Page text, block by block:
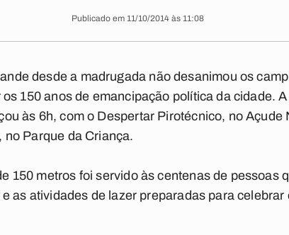
Publicado em 11/10/2014 às 11:08
desde a madrugada não desanimou os
150 anos de emancipação política da cidade.
às 6h, com o Despertar Pirotécnico, no Açude
Parque da Criança.
150 metros foi servido às centenas de pessoas
as atividades de lazer preparadas para